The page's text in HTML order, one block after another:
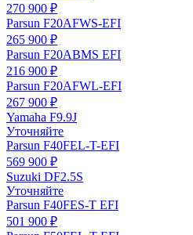
270 900 ₽
Parsun F20AFWS-EFI
265 900 ₽
Parsun F20ABMS EFI
216 900 ₽
Parsun F20AFWL-EFI
267 900 ₽
Yamaha F9.9J
Уточняйте
Parsun F40FEL-T-EFI
569 900 ₽
Suzuki DF2.5S
Уточняйте
Parsun F40FES-T EFI
501 900 ₽